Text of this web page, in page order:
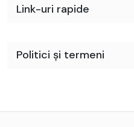
Link-uri rapide
Politici și termeni